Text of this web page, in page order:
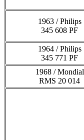
1963 / Philips
345 608 PF
1964 / Philips
345 771 PF
1968 / Mondial
RMS 20 014